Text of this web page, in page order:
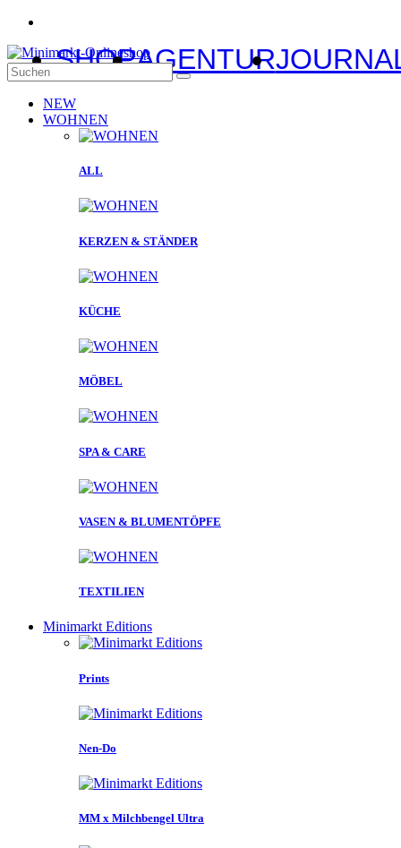
SHOPAGENTUR
NEW
WOHNEN
ALL
KERZEN & STÄNDER
KÜCHE
MÖBEL
SPA & CARE
VASEN & BLUMENTÖPFE
TEXTILIEN
Minimarkt Editions
Prints
Nen-Do
MM x Milchbengel Ultra